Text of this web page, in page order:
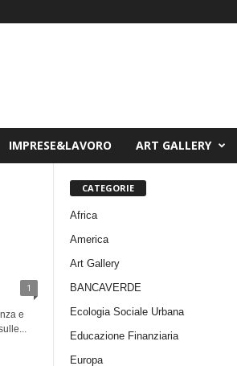
IMPRESE&LAVORO ART GALLERY
1
e
CATEGORIE
Africa
America
Art Gallery
BANCAVERDE
Ecologia Sociale Urbana
Educazione Finanziaria
Europa